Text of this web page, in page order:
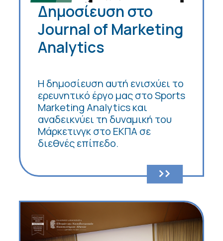
Δημοσίευση στο
Journal of Marketing
Analytics
Η δημοσίευση αυτή ενισχύει το
ερευνητικό έργο μας στο Sports
Marketing Analytics και
αναδεικνύει τη δυναμική του
Μάρκετινγκ στο ΕΚΠΑ σε
διεθνές επίπεδο.